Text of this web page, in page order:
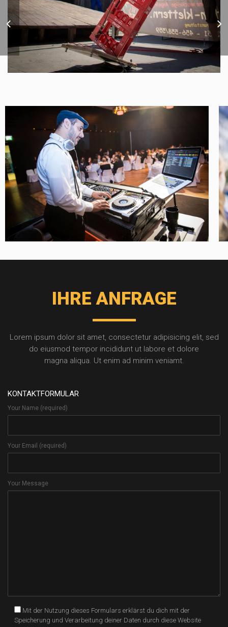
BAYER Global Summit
2016
IHRE ANFRAGE
Lorem ipsum dolor sit amet, consectetur adipisicing elit, sed
do eiusmod tempor incididunt ut labore et dolore
magna aliqua. Ut enim ad minim veniamt.
KONTAKTFORMULAR
Your Name (required)
Your Email (required)
Your Message
Mit der Nutzung dieses Formulars erklärst du dich mit der
Speicherung und Verarbeitung deiner Daten durch diese Website